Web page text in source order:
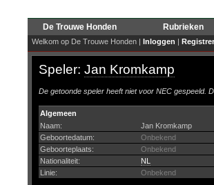
De Trouwe Honden Rubrieken
Welkom op De Trouwe Honden | Inloggen |
Speler: Jan Kromkamp
De getoonde speler heeft niet voor NEC gespeeld.
Algemeen
Naam:
Jan Kromkamp
Geboortedatum:
Onbekend
Geboorteplaats:
Onbekend
Nationaliteit:
NL
Linie:
Onbekend